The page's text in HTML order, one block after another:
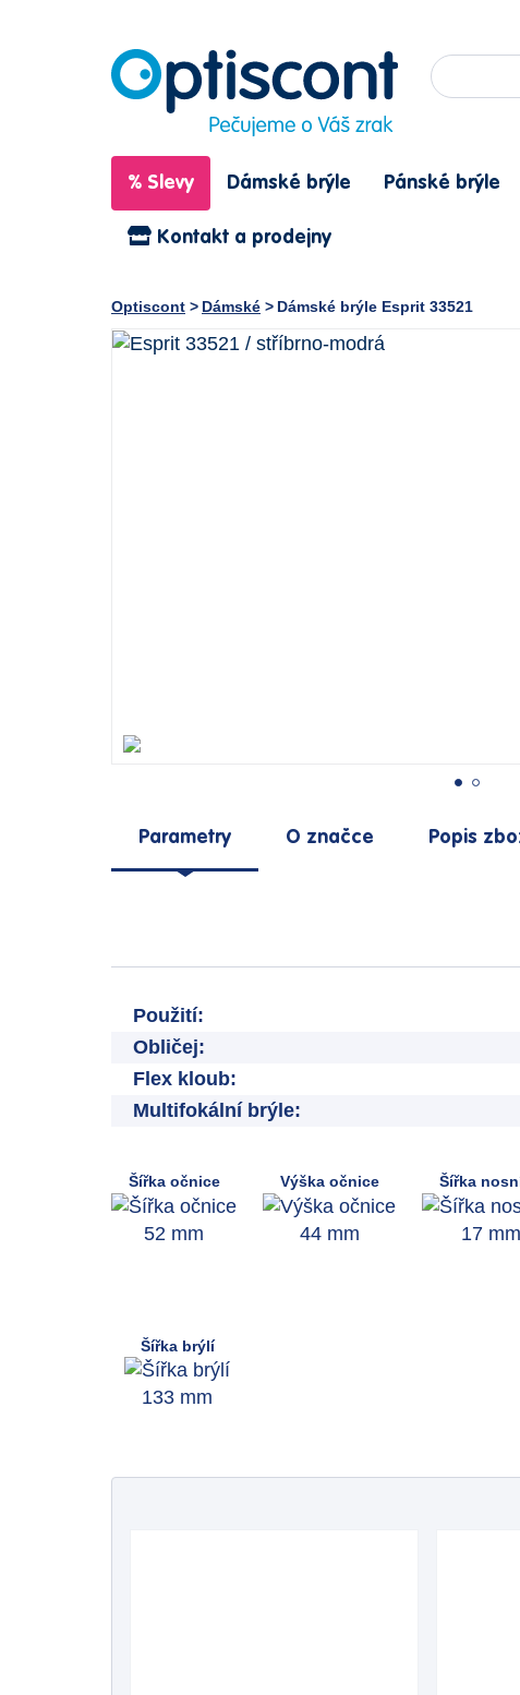
% Slevy Dámské brýle Pánské brýle
Kontakt a prodejny
Optiscont Dámské Dámské brýle Esprit 33521
Parametry O značce Popis
Použití:
Obličej:
Flex kloub:
Multifokální brýle:
Šířka očnice
52 mm
Výška očnice
44 mm
Šířka
17 mm
Šířka brýlí
133 mm